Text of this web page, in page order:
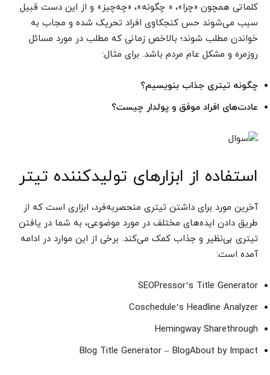
کلماتی همچون «چرا»، « چگونه»، «چه‌چیز» و از این دست قبیل
سبب می‌شوند حس کنجکاوی افراد تحریک شده و مجاب به
خواندن مطلب شوند؛ بالاخص زمانی که مطلب در مورد مسائل
روزمره و مشکل عام مردم باشد. برای مثال:
چگونه تیتری جذاب بنویسیم؟
عادت‌های افراد موفق و پولدار چیست؟
استفاده از ابزار‌های تولید‌کننده تیتر
آخرین مورد برای داشتن تیتری منحصربه‌فرد، ابزاری است که از
طریق دادن ایده‌های مختلف در مورد موضوعی، به شما در یافتن
تیتری بی‌نظیر و جذاب کمک می‌کند. برخی از این موارد در ادامه
آمده است:
SEOPressor’s Title Generator
Coschedule’s Headline Analyzer
Hemingway Sharethrough
Blog Title Generator – BlogAbout by Impact